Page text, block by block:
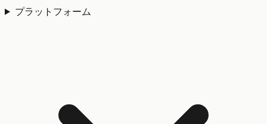
プラットフォーム